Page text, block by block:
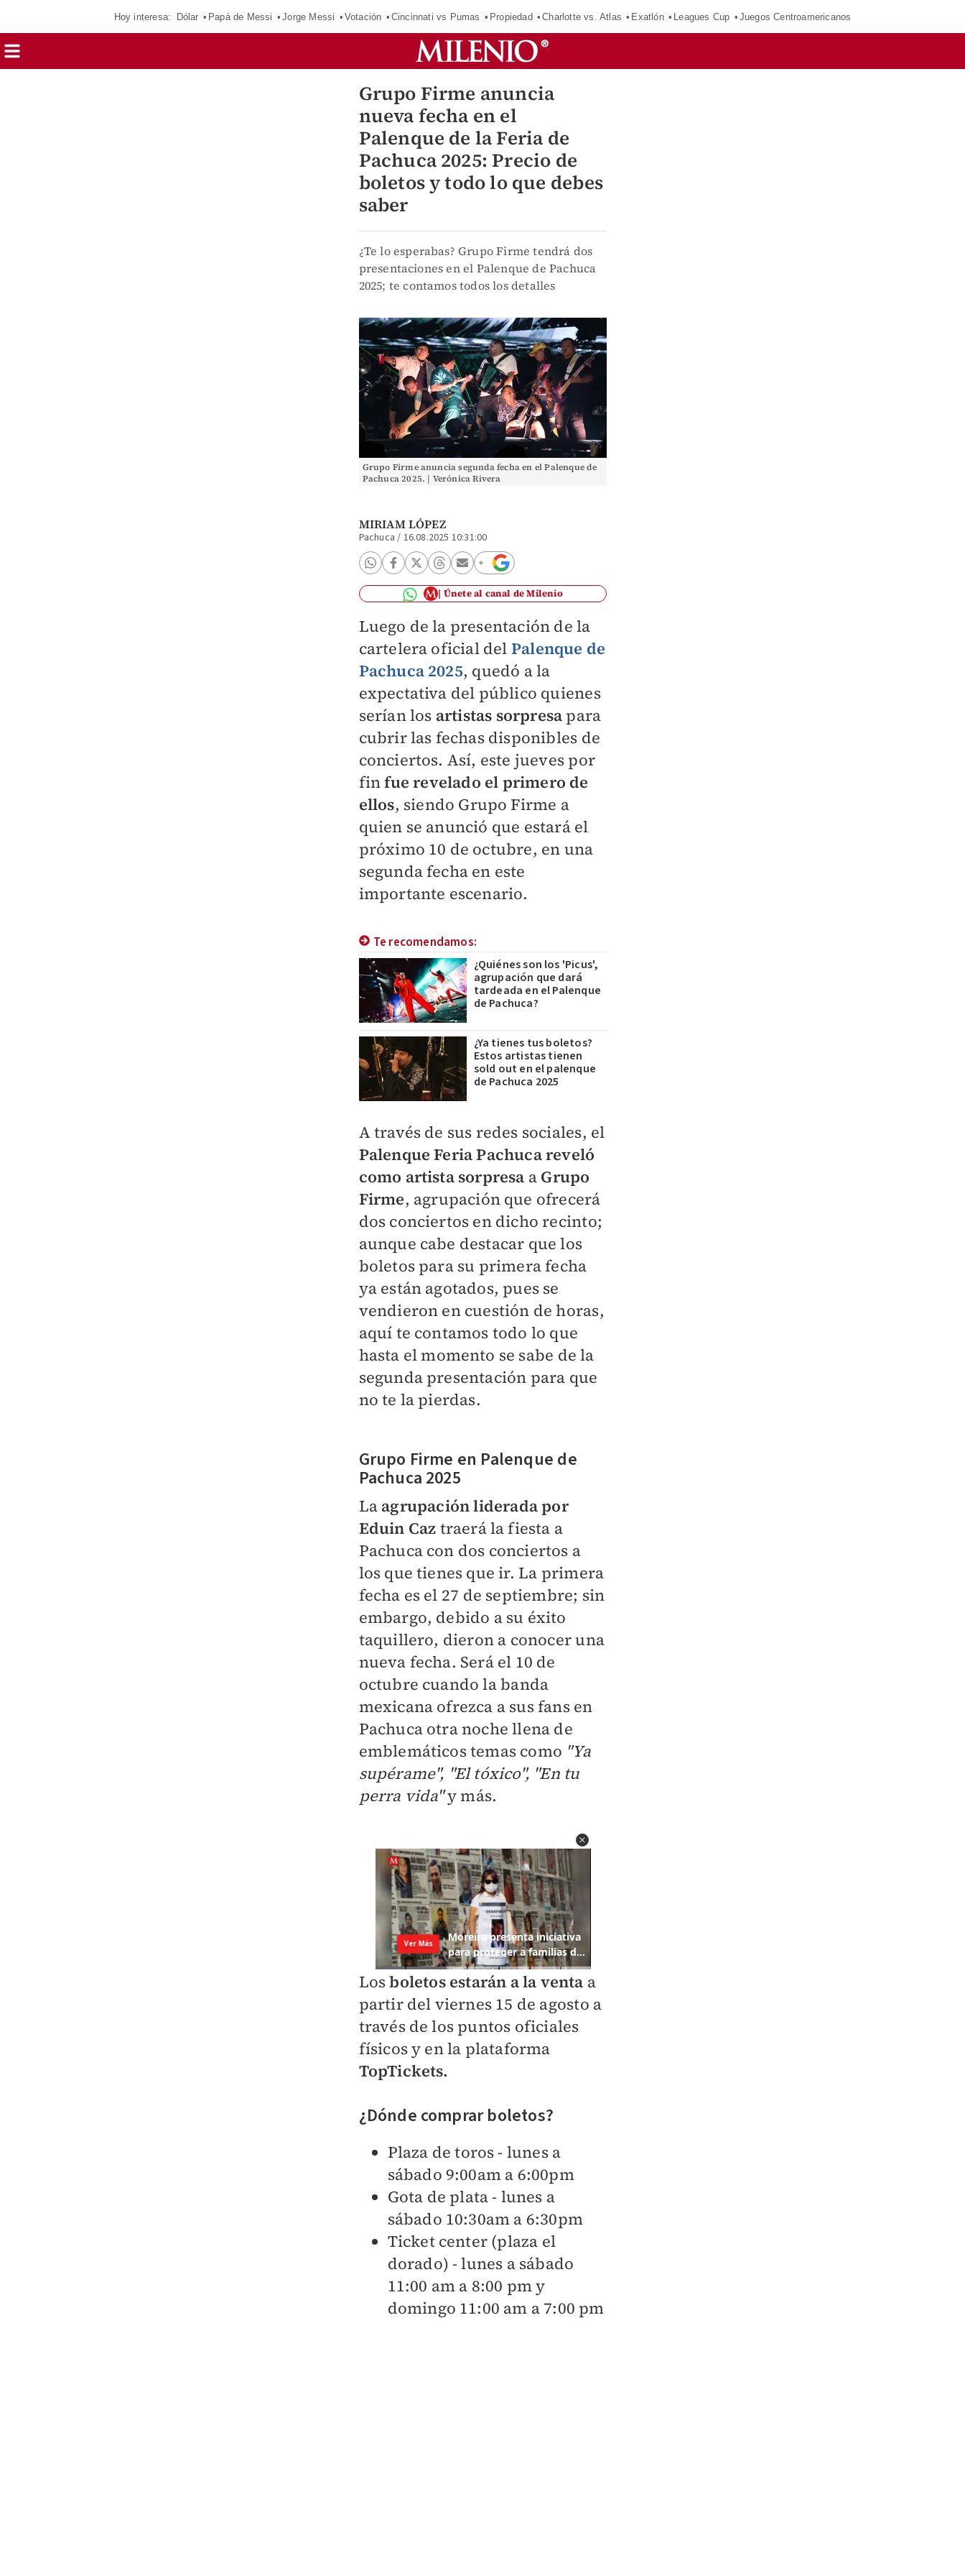
Hoy interesa: Dólar Papá de Messi Jorge Messi Votación Cincinnati vs Pumas Propiedad Charlotte vs. Atlas Exatlón Leagues Cup Juegos Centroamericanos
Grupo Firme anuncia
nueva fecha en el
Palenque de la Feria de
Pachuca 2025: Precio de
boletos y todo lo que debes
saber
¿Te lo esperabas? Grupo Firme tendrá dos
presentaciones en el Palenque de Pachuca
2025; te contamos todos los detalles
Grupo Firme anuncia segunda fecha en el Palenque de
Pachuca 2025. | Verónica Rivera
MIRIAM LÓPEZ
Pachuca / 16.08.2025 10:31:00
Únete al canal de Milenio
Luego de la presentación de la
cartelera oficial del Palenque de
Pachuca 2025, quedó a la
expectativa del público quienes
serían los artistas sorpresa para
cubrir las fechas disponibles de
conciertos. Así, este jueves por
finfue revelado el primero de
ellos, siendo Grupo Firme a
quien se anunció que estará el
próximo 10 de octubre, en una
segunda fecha en este
importante escenario.
Te recomendamos:
¿Quiénes son los 'Picus',
agrupación que dará
tardeada en el Palenque
de Pachuca?
¿Ya tienes tus boletos?
Estos artistas tienen
sold out en el palenque
de Pachuca 2025
A través de sus redes sociales, el
Palenque Feria Pachuca reveló
como artista sorpresa a Grupo
Firme, agrupación que ofrecerá
dos conciertos en dicho recinto;
aunque cabe destacar que los
boletos para su primera fecha
ya están agotados, pues se
vendieron en cuestión de horas,
aquí te contamos todo lo que
hasta el momento se sabe de la
segunda presentación para que
no te la pierdas.
Grupo Firme en Palenque de
Pachuca 2025
La agrupación liderada por
Eduin Caz traerá la fiesta a
Pachuca con dos conciertos a
los que tienes que ir. La primera
fecha es el 27 de septiembre; sin
embargo, debido a su éxito
taquillero, dieron a conocer una
nueva fecha. Será el 10 de
octubre cuando labanda
mexicana ofrezca a sus fans en
Pachuca otra noche llena de
emblemáticos temas como "Ya
supérame", "El tóxico", "En tu
perra vida"y más.
Losboletos estarán a la venta a
partir del viernes 15 de agosto a
través de los puntos oficiales
físicos y en la plataforma
TopTickets.
¿Dónde comprar boletos?
Plaza de toros - lunes a
sábado 9:00am a 6:00pm
Gota de plata - lunes a
sábado 10:30am a 6:30pm
Ticket center (plaza el
dorado) - lunes a sábado
11:00 am a 8:00 pm y
domingo 11:00 am a 7:00 pm